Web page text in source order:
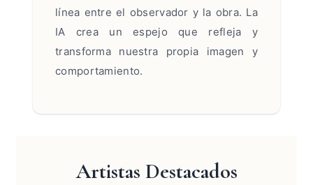
línea entre el observador y la obra. La
IA crea un espejo que refleja y
transforma nuestra propia imagen y
comportamiento.
Artistas Destacados